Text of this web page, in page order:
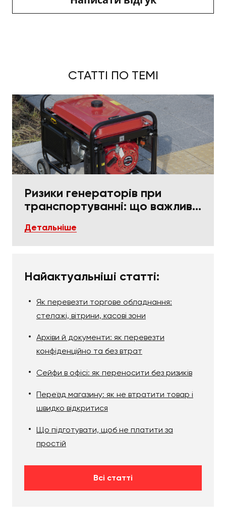
СТАТТІ ПО ТЕМІ
Ризики генераторів при
транспортуванні: що важливо
Детальніше
Найактуальніші статті:
Як перевезти торгове обладнання:
стелажі, вітрини, касові зони
Архіви й документи: як перевезти
конфіденційно та без втрат
Сейфи в офісі: як переносити без ризиків
Переїзд магазину: як не втратити товар і
швидко відкритися
Що підготувати, щоб не платити за
простій
Всі статті